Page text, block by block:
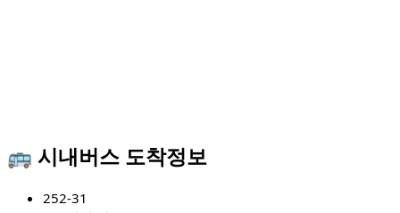
🚌 시내버스 도착정보
252-31